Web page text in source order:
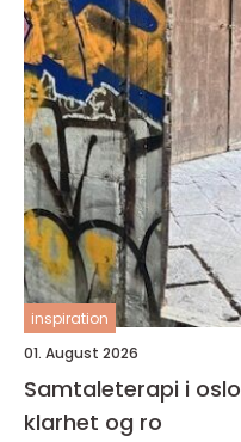
inspiration
01. August 2026
Samtaleterapi i oslo en enkel vei til mer
klarhet og ro